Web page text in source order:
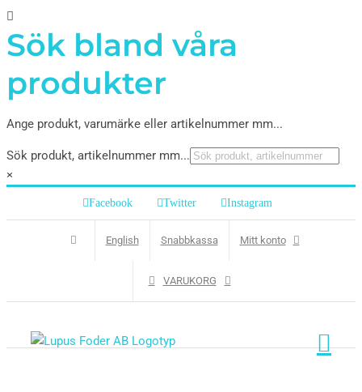
Sök bland våra
produkter
Ange produkt, varumärke eller artikelnummer mm...
Sök produkt, artikelnummer mm...
×
Facebook Twitter Instagram
English Snabbkassa Mitt konto
VARUKORG